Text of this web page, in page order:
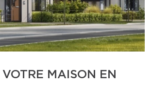
MAISON EN